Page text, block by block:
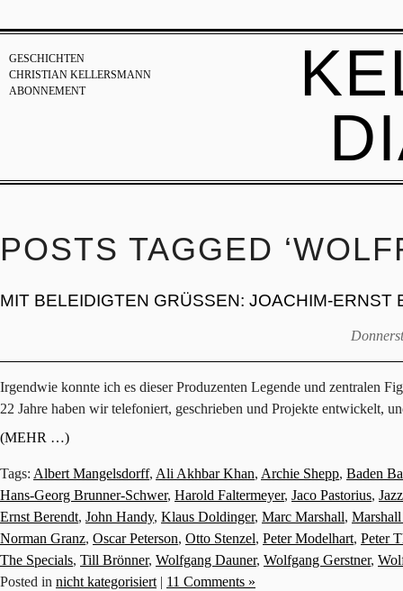
GESCHICHTEN
CHRISTIAN KELLERSMANN
ABONNEMENT
POSTS TAGGED
MIT BELEIDIGTEN GRÜSSEN: JOACHIM-ERNST
Irgendwie konnte ich es dieser Produzenten Legende und zentralen
22 Jahre haben wir telefoniert, geschrieben und Projekte entwickelt,
(MEHR …)
Tags: Albert Mangelsdorff, Ali Akhbar Khan, Archie Shepp, Baden
Hans-Georg Brunner-Schwer, Harold Faltermeyer, Jaco Pastorius,
Ernst Berendt, John Handy, Klaus Doldinger, Marc Marshall,
Norman Granz, Oscar Peterson, Otto Stenzel, Peter Modelhart, Peter
The Specials, Till Brönner, Wolfgang Dauner, Wolfgang Gerstner,
Posted in nicht kategorisiert| 11 Comments »